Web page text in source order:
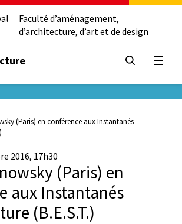
Faculté d’aménagement,
d’architecture, d’art et de design
(Paris) en conférence aux Instantanés
2016, 17h30
(Paris) en
aux Instantanés
(B.E.S.T.)